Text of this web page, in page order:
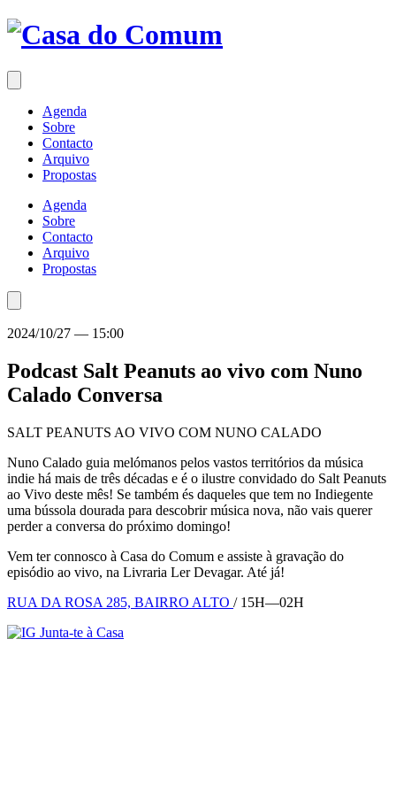
Saltar
para
conteúdo
Agenda
Sobre
Contacto
Arquivo
Propostas
Agenda
Sobre
Contacto
Arquivo
Propostas
2024/10/27 — 15:00
Podcast Salt Peanuts ao vivo com Nuno
Calado Conversa
SALT PEANUTS AO VIVO COM NUNO CALADO
Nuno Calado guia melómanos pelos vastos territórios da música
indie há mais de três décadas e é o ilustre convidado do Salt Peanuts
ao Vivo deste mês! Se também és daqueles que tem no Indiegente
uma bússola dourada para descobrir música nova, não vais querer
perder a conversa do próximo domingo!
Vem ter connosco à Casa do Comum e assiste à gravação do
episódio ao vivo, na Livraria Ler Devagar. Até já!
RUA DA ROSA 285, BAIRRO ALTO / 15H—02H
Junta-te à Casa